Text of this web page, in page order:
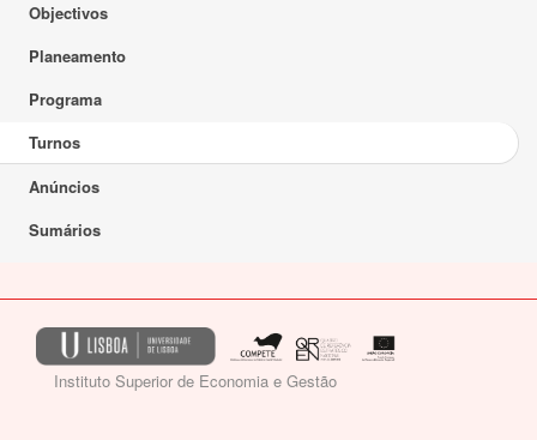
Objectivos
Planeamento
Programa
Turnos
Anúncios
Sumários
Instituto Superior de Economia e Gestão